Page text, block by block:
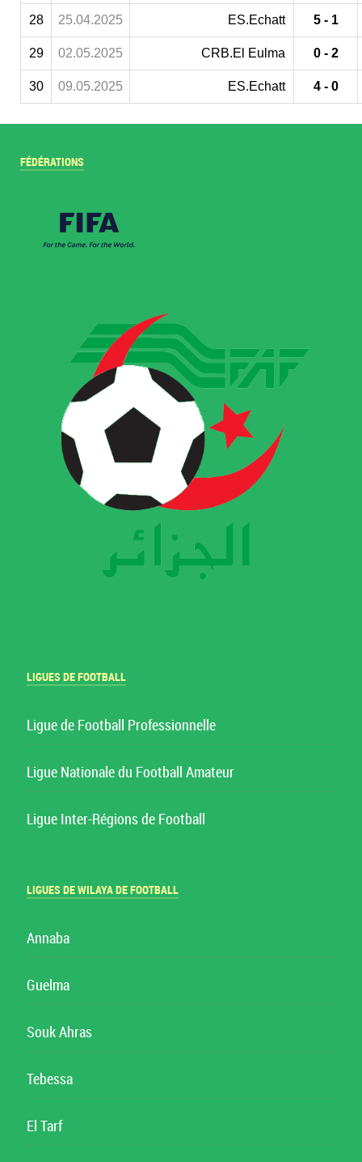
28 25.04.2025 ES.Echatt 5 - 1
29 02.05.2025 CRB.El Eulma 0 - 2
30 09.05.2025 ES.Echatt 4 - 0
FÉDÉRATIONS
LIGUES DE FOOTBALL
Ligue de Football Professionnelle
Ligue Nationale du Football Amateur
Ligue Inter-Régions de Football
LIGUES DE WILAYA DE FOOTBALL
Annaba
Guelma
Souk Ahras
Tebessa
El Tarf